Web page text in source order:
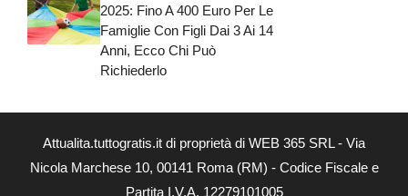
2025: Fino A 400 Euro Per Le
Famiglie Con Figli Dai 3 Ai 14
Anni, Ecco Chi Può
Richiederlo
Attualita.tuttogratis.it di proprietà di WEB 365 SRL - Via
Nicola Marchese 10, 00141 Roma (RM) - Codice Fiscale e
Partita I.V.A. 12279101005